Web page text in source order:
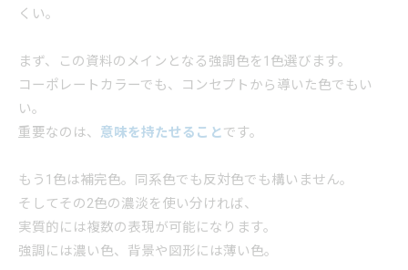
くい。
まず、この資料のメインとなる強調色を1色選びます。
コーポレートカラーでも、コンセプトから導いた色でもい
い。
重要なのは、 意味を持たせることです。
もう1色は補完色。同系色でも反対色でも構いません。
そしてその2色の濃淡を使い分ければ、
実質的には複数の表現が可能になります。
強調には濃い色、背景や図形には薄い色。